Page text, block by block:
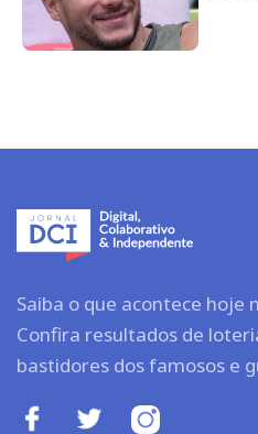
Saiba o que acontece hoje
Confira resultados de
bastidores dos famosos e